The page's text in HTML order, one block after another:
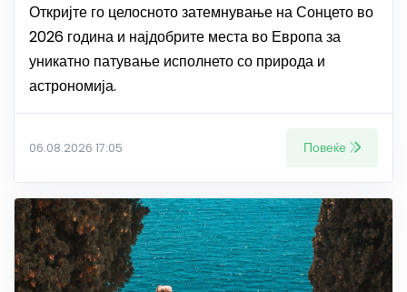
Откријте го целосното затемнување на Сонцето во
2026 година и најдобрите места во Европа за
уникатно патување исполнето со природа и
астрономија.
06.08.2026 17:05 Повеќе